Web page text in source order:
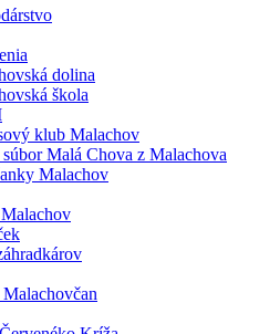
dolina
škola
klub Malachov
Malá Chova z Malachova
Malachov